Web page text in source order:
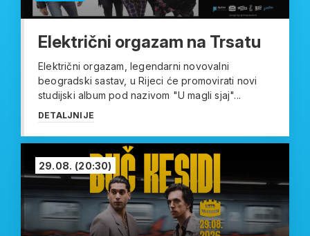
Električni orgazam na Trsatu
Električni orgazam, legendarni novovalni
beogradski sastav, u Rijeci će promovirati novi
studijski album pod nazivom "U magli sjaj"...
DETALJNIJE
29.08. (20:30)